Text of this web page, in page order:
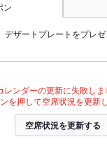
ン
デザートプレートをプレ
レンダーの更新に失敗しま
を押して空席状況を更新
空席状況を更新する